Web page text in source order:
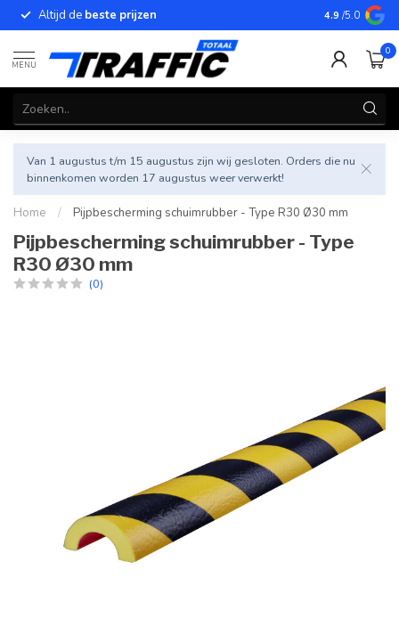
Altijd de beste prijzen Betrouwbare
4.9 /5.0
MENU
0
Van 1 augustus t/m 15 augustus zijn wij gesloten. Orders die nu
binnenkomen worden 17 augustus weer verwerkt!
Home / Pijpbescherming schuimrubber - Type R30 Ø30 mm
Pijpbescherming schuimrubber - Type
R30 Ø30 mm
(0)